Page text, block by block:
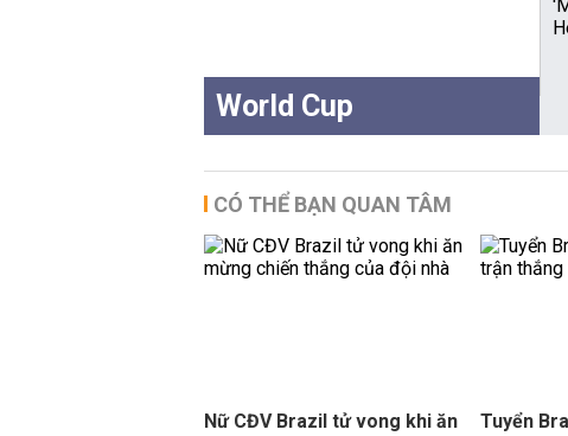
World Cup
CÓ THỂ BẠN QUAN TÂM
Nữ CĐV Brazil tử vong khi ăn
Tuyển